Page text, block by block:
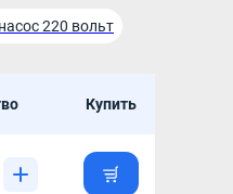
220 вольт
метров Купить